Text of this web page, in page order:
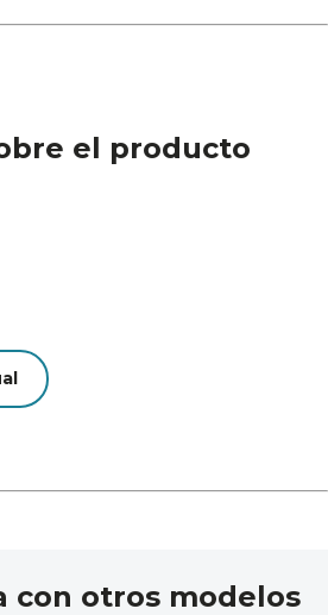
el producto
con otros modelos